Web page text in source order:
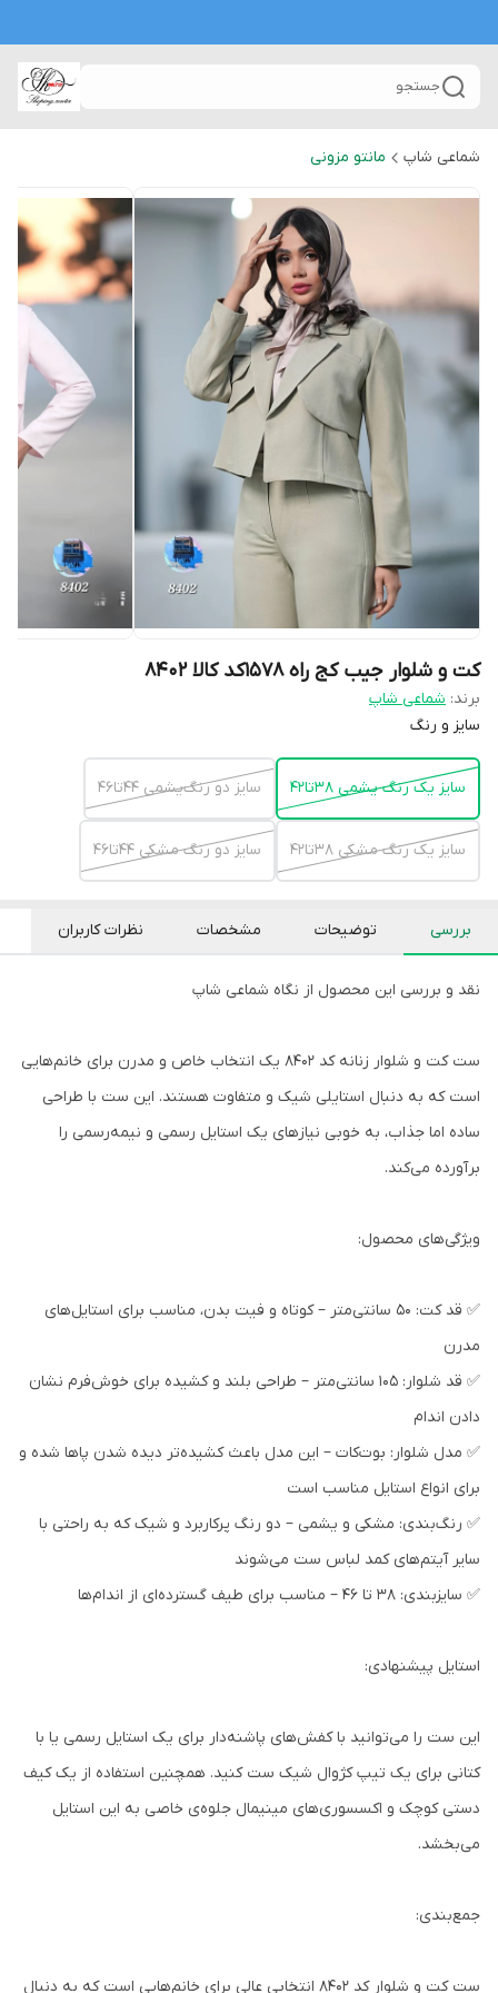
جستجو
شماعی شاپ مانتو مزونی
کت و شلوار جیب کج راه ۱۵۷۸کد کالا ۸۴۰۲
برند: شماعی شاپ
سایز و رنگ
سایز یک رنگ یشمی ۳۸تا۴۲ سایز دو رنگ‌یشمی ۴۴تا۴۶
سایز یک رنگ مشکی ۳۸تا۴۲ سایز دو رنگ مشکی ۴۴تا۴۶
بررسی توضیحات مشخصات نظرات کاربران
نقد و بررسی این محصول از نگاه شماعی شاپ
ست کت و شلوار زنانه کد ۸۴۰۲ یک انتخاب خاص و مدرن برای خانم‌هایی
است که به دنبال استایلی شیک و متفاوت هستند. این ست با طراحی
ساده اما جذاب، به خوبی نیازهای یک استایل رسمی و نیمه‌رسمی را
برآورده می‌کند.
ویژگی‌های محصول:
✅ قد کت: ۵۰ سانتی‌متر – کوتاه و فیت بدن، مناسب برای استایل‌های
مدرن
✅ قد شلوار: ۱۰۵ سانتی‌متر – طراحی بلند و کشیده برای خوش‌فرم نشان
دادن اندام
✅ مدل شلوار: بوت‌کات – این مدل باعث کشیده‌تر دیده شدن پاها شده و
برای انواع استایل مناسب است
✅ رنگ‌بندی: مشکی و یشمی – دو رنگ پرکاربرد و شیک که به راحتی با
سایر آیتم‌های کمد لباس ست می‌شوند
✅ سایزبندی: ۳۸ تا ۴۶ – مناسب برای طیف گسترده‌ای از اندام‌ها
استایل پیشنهادی:
این ست را می‌توانید با کفش‌های پاشنه‌دار برای یک استایل رسمی یا با
کتانی برای یک تیپ کژوال شیک ست کنید. همچنین استفاده از یک کیف
دستی کوچک و اکسسوری‌های مینیمال جلوه‌ی خاصی به این استایل
می‌بخشد.
جمع‌بندی:
ست کت و شلوار کد ۸۴۰۲ انتخابی عالی برای خانم‌هایی است که به دنبال